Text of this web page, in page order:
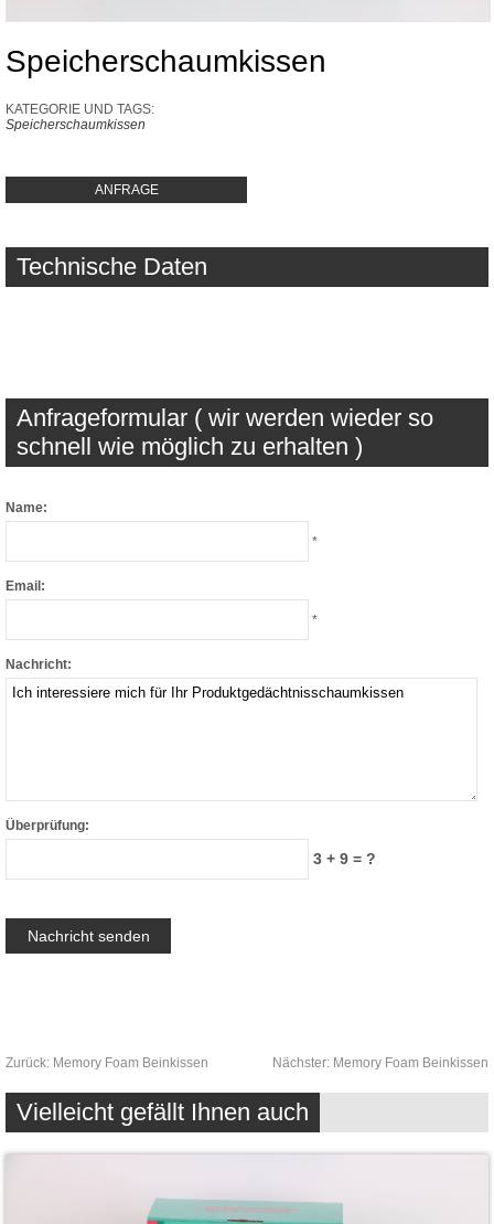
Speicherschaumkissen
KATEGORIE UND TAGS:
Speicherschaumkissen
ANFRAGE
Technische Daten
Anfrageformular ( wir werden wieder so
schnell wie möglich zu erhalten )
Name:
*
Email:
*
Nachricht:
Überprüfung:
3 + 9 = ?
Zurück: Memory Foam Beinkissen Nächster: Memory Foam Beinkissen
Vielleicht gefällt Ihnen auch